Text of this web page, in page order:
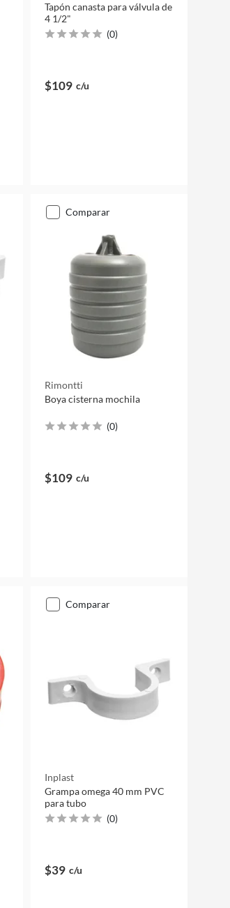
Tapón canasta para válvula de
4 1/2"
(0)
$109 c/u
comparar
Rimontti
Boya cisterna mochila
(0)
$109 c/u
comparar
Inplast
Grampa omega 40 mm PVC
para tubo
(0)
$39 c/u